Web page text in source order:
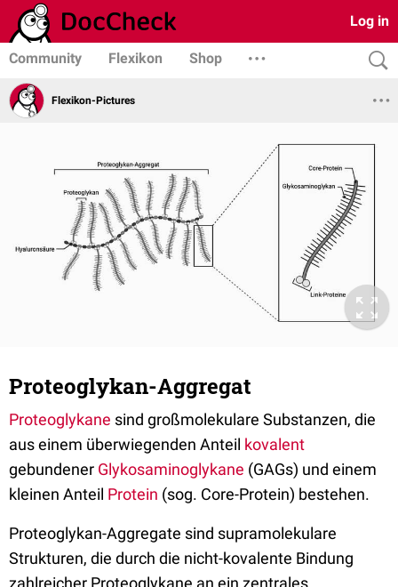
Log in
Community Flexikon Shop
Flexikon-Pictures
Proteoglykan-Aggregat
Proteoglykane sind großmolekulare Substanzen, die
aus einem überwiegenden Anteil kovalent
gebundener Glykosaminoglykane (GAGs) und einem
kleinen Anteil Protein (sog. Core-Protein) bestehen.
Proteoglykan-Aggregate sind supramolekulare
Strukturen, die durch die nicht-kovalente Bindung
zahlreicher Proteoglykane an ein zentrales